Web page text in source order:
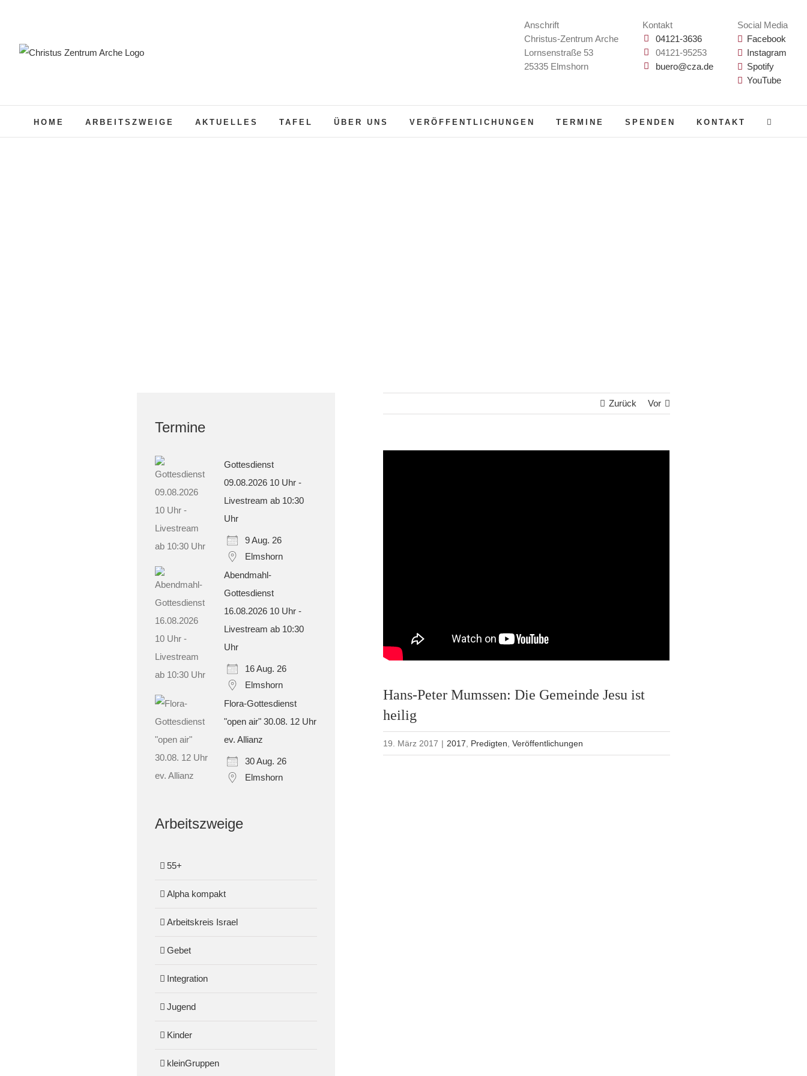
springen
Anschrift
Christus-Zentrum Arche
Lornsenstraße 53
25335 Elmshorn
Kontakt
04121-3636
04121-95253
buero@cza.de
Social Media
Facebook
Instagram
Spotify
YouTube
HOME ARBEITSZWEIGE AKTUELLES TAFEL ÜBER UNS VERÖFFENTLICHUNGEN TERMINE SPENDEN KONTAKT
Zurück Vor
Hans-Peter Mumssen: Die Gemeinde Jesu ist
heilig
19. März 2017 | 2017 Predigten ,Veröffentlichungen
Termine
Gottesdienst
09.08.2026 10 Uhr -
Livestream ab 10:30
Uhr
9 Aug. 26
Elmshorn
Abendmahl-
Gottesdienst
16.08.2026 10 Uhr -
Livestream ab 10:30
Uhr
16 Aug. 26
Elmshorn
Flora-Gottesdienst
"open air" 30.08. 12 Uhr
ev. Allianz
30 Aug. 26
Elmshorn
Arbeitszweige
55+
Alpha kompakt
Arbeitskreis Israel
Gebet
Integration
Jugend
Kinder
kleinGruppen